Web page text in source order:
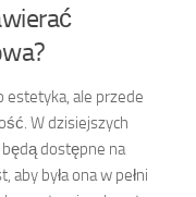
estetyka, ale przede
W dzisiejszych
dostępne na
była ona w pełni